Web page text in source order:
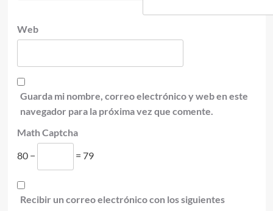
Web
Guarda mi nombre, correo electrónico y web en este
navegador para la próxima vez que comente.
Math Captcha
80 −
= 79
Recibir un correo electrónico con los siguientes